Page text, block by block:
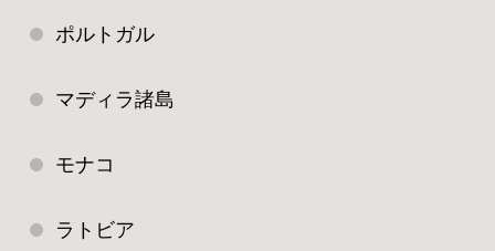
ポルトガル
マディラ諸島
モナコ
ラトビア